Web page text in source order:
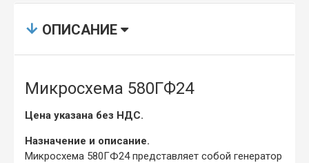
ОПИСАНИЕ
Микросхема 580ГФ24
Цена указана без НДС.
Назначение и описание.
Микросхема 580ГФ24 представляет собой генератор